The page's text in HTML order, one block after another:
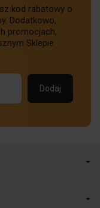
kod rabatowy o
Dodatkowo,
promocjach,
Sklepie